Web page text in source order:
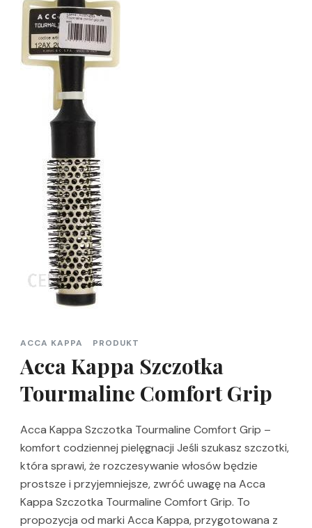
ACCA KAPPA PRODUKT
Acca Kappa Szczotka
Tourmaline Comfort Grip
Acca Kappa Szczotka Tourmaline Comfort Grip –
komfort codziennej pielęgnacji Jeśli szukasz szczotki,
która sprawi, że rozczesywanie włosów będzie
prostsze i przyjemniejsze, zwróć uwagę na Acca
Kappa Szczotka Tourmaline Comfort Grip. To
propozycja od marki Acca Kappa, przygotowana z